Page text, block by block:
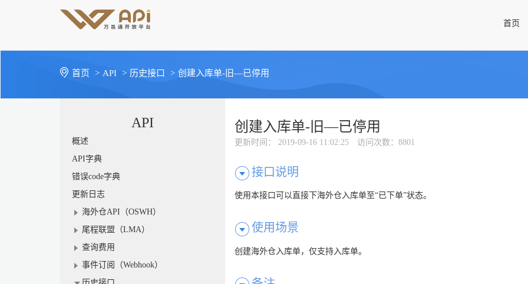
首页
首页 > API > 历史接口 > 创建入库单-旧—已停用
API
概述
API字典
错误code字典
更新日志
海外仓API（OSWH）
尾程联盟（LMA）
查询费用
事件订阅（Webhook）
创建入库单-旧—已停用
更新时间 ： 2019-09-16 11:02:25 访问次数 ：8801
接口说明
使用本接口可以直接下海外仓入库单至“已下单”状态。
使用场景
创建海外仓入库单，仅支持入库单。